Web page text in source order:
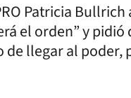
Patricia
el orden” y pidió
llegar al poder,